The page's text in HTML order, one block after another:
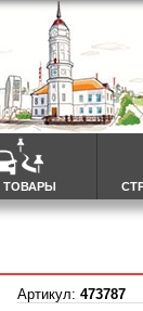
ТОВАРЫ
Артикул:473787